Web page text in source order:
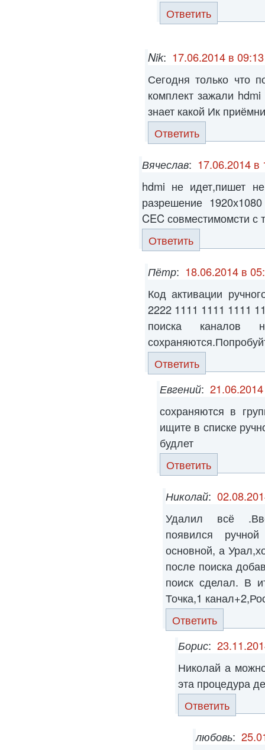
Ответить
Nik: 17.06.2014 в 09:13
Сегодня только что
комплект зажали
знает какой Ик
Ответить
Вячеслав: 17.06.2014 в
hdmi не идет,пишет
разрешение
CEC совместимомсти с
Ответить
Пётр: 18.06.2014 в
Код активации
2222 1111 1111 1111
поиска
Ответить
Евгений:
сохраняются в
ищите в списке
будлет
Ответить
Николай:
Удалил всё
появился
основной, а
после поиска
поиск сделал. В
Точка,1
Ответить
Борис:
Николай а
эта процедура
Ответить
любовь: